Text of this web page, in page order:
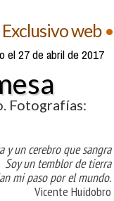
Exclusivo web•
el 27 de abril de 2017
Fotografías:
y un cerebro que sangra
Soy un temblor de tierra
mi paso por el mundo.
Vicente Huidobro